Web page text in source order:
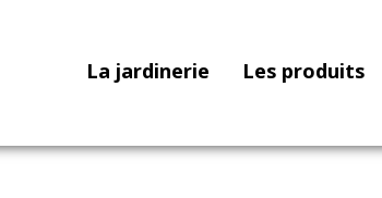
La jardinerie Les produits